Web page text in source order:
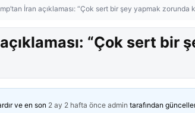
İran açıklaması: “Çok sert bir şey yapmak zorunda
“Çok sert bir
ve en son 2 ay 2 hafta önce admin tarafından